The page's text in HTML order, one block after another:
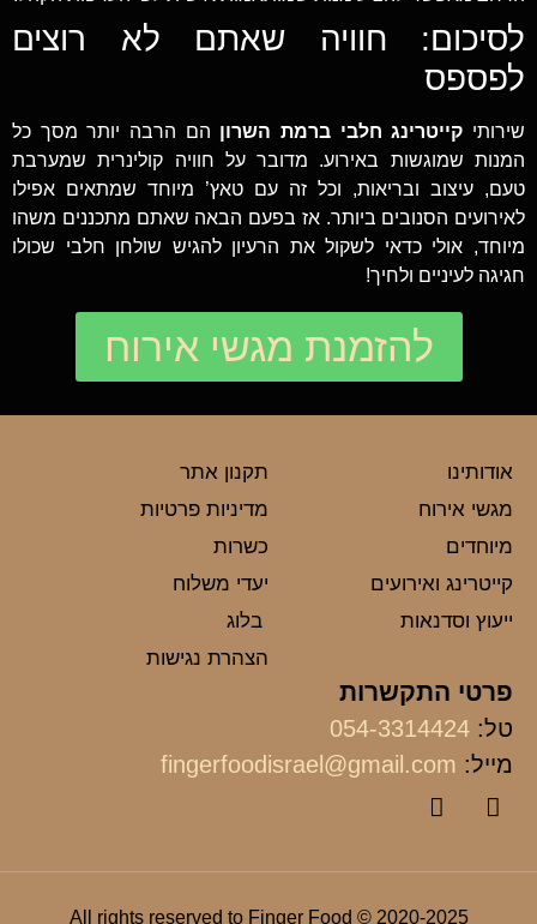
לסיכום: חוויה שאתם לא רוצים
לפספס
שירותי קייטרינג חלבי ברמת השרון הם הרבה יותר מסך כל
המנות שמוגשות באירוע. מדובר על חוויה קולינרית שמערבת
טעם, עיצוב ובריאות, וכל זה עם טאץ’ מיוחד שמתאים אפילו
לאירועים הסנובים ביותר. אז בפעם הבאה שאתם מתכננים משהו
מיוחד, אולי כדאי לשקול את הרעיון להגיש שולחן חלבי שכולו
חגיגה לעיניים ולחיך!
להזמנת מגשי אירוח
אודותינו
מגשי אירוח
מיוחדים
קייטרינג ואירועים
ייעוץ וסדנאות
תקנון אתר
מדיניות פרטיות
כשרות
יעדי משלוח
בלוג
הצהרת נגישות
פרטי התקשרות
טל: 054-3314424
מייל: fingerfoodisrael@gmail.com
2020-2025 © All rights reserved to Finger Food